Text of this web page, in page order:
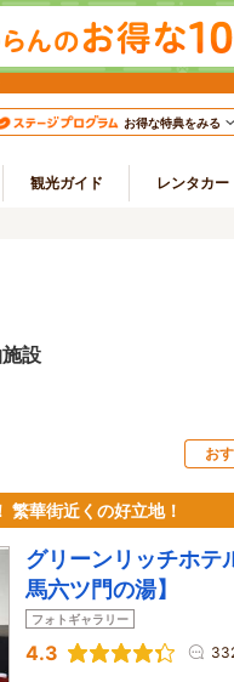
お得な特典をみる
観光ガイド レンタカー
設
お
華街近くの好立地！
グリーンリッチホテ
馬六ツ門の湯】
フォトギャラリー
4.3